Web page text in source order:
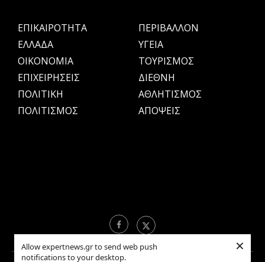
Allow expertnews.gr to send web push
notifications to your desktop.
×
ΕΠΙΚΑΙΡΟΤΗΤΑ
ΕΛΛΑΔΑ
OIKONOMIA
ΕΠΙΧΕΙΡΗΣΕΙΣ
ΠΟΛΙΤΙΚΗ
ΠΟΛΙΤΙΣΜΟΣ
ΠΕΡΙΒΑΛΛΟΝ
ΥΓΕΙΑ
ΤΟΥΡΙΣΜΟΣ
ΔΙΕΘΝΗ
ΑΘΛΗΤΙΣΜΟΣ
ΑΠΟΨΕΙΣ